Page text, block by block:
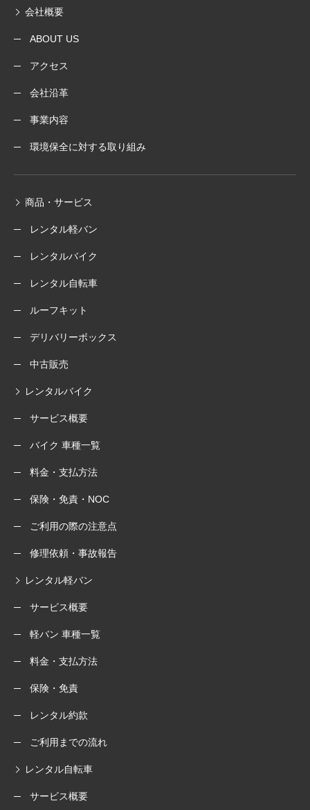
会社概要
ABOUT US
アクセス
会社沿革
事業内容
環境保全に対する取り組み
商品・サービス
レンタル軽バン
レンタルバイク
レンタル自転車
ルーフキット
デリバリーボックス
中古販売
レンタルバイク
サービス概要
バイク 車種一覧
料金・支払方法
保険・免責・NOC
ご利用の際の注意点
修理依頼・事故報告
レンタル軽バン
サービス概要
軽バン 車種一覧
料金・支払方法
保険・免責
レンタル約款
ご利用までの流れ
レンタル自転車
サービス概要